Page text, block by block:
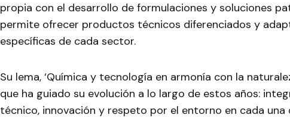
propia con el desarrollo de formulaciones y soluciones
permite ofrecer productos técnicos diferenciados y
específicas de cada sector.
Su lema, ‘Química y tecnología en armonía con la
que ha guiado su evolución a lo largo de estos años:
técnico, innovación y respeto por el entorno en cada una